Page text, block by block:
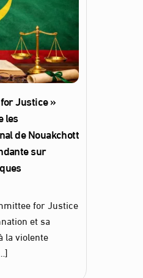
Justice »
les
de Nouakchott
sur
for Justice
et sa
la violente